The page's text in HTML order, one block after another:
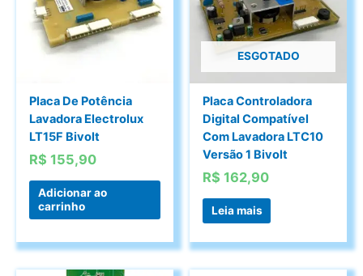
Placa De Potência
Lavadora Electrolux
LT15F Bivolt
R$ 155,90
Adicionar ao
carrinho
ESGOTADO
Placa Controladora
Digital Compatível
Com Lavadora LTC10
Versão 1 Bivolt
R$ 162,90
Leia mais